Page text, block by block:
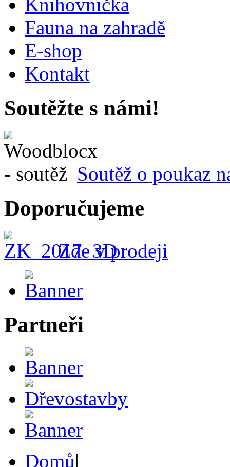
Knihovnička
Fauna na zahradě
E-shop
Kontakt
Soutěžte s námi!
Soutěž o poukaz
Doporučujeme
Zde v prodeji
Partneři
Domů|